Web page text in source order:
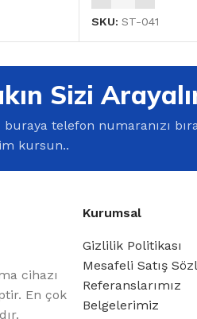
SKU: ST-041
Sizi
telefon numaranızı
kursun..
cihazı
En çok
Kurumsal
Gizlilik Politikası
Mesafeli Satış
Referanslarımız
Belgelerimiz